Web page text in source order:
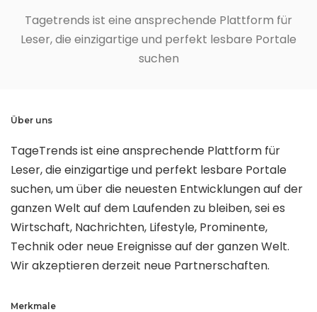
Tagetrends ist eine ansprechende Plattform für
Leser, die einzigartige und perfekt lesbare Portale
suchen
Über uns
TageTrends ist eine ansprechende Plattform für
Leser, die einzigartige und perfekt lesbare Portale
suchen, um über die neuesten Entwicklungen auf der
ganzen Welt auf dem Laufenden zu bleiben, sei es
Wirtschaft, Nachrichten, Lifestyle, Prominente,
Technik oder neue Ereignisse auf der ganzen Welt.
Wir akzeptieren derzeit neue Partnerschaften.
Merkmale